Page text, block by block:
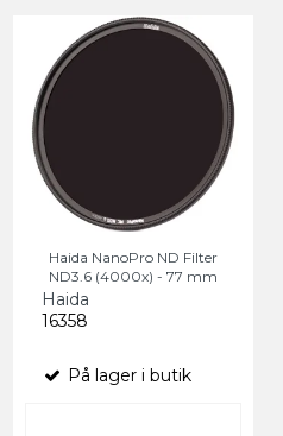
Haida NanoPro ND Filter
ND3.6 (4000x) - 77 mm
Haida
16358
På lager i butik